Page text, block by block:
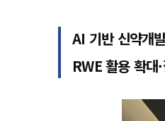
AI 기반 신약개
RWE 활용 확대